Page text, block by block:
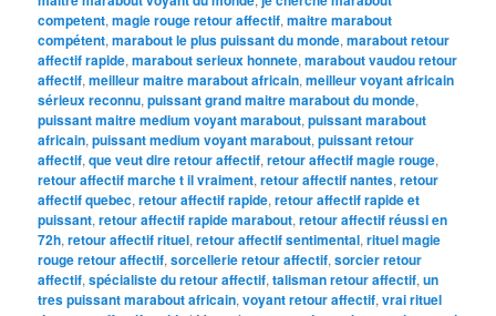
competent,magie rouge retour affectif,maitre marabout
compétent,marabout le plus puissant du monde,marabout retour
affectif rapide,marabout serieux honnete,marabout vaudou retour
affectif,meilleur maitre marabout africain,meilleur voyant africain
sérieux reconnu,puissant grand maitre marabout du monde,
puissant maitre medium voyant marabout,puissant marabout
africain,puissant medium voyant marabout,puissant retour
affectif,que veut dire retour affectif,retour affectif magie rouge,
retour affectif marche t il vraiment,retour affectif nantes,retour
affectif quebec,retour affectif rapide,retour affectif rapide et
puissant,retour affectif rapide marabout,retour affectif réussi en
72h,retour affectif rituel,retour affectif sentimental,rituel magie
rouge retour affectif,sorcellerie retour affectif,sorcier retour
affectif,spécialiste du retour affectif,talisman retour affectif,un
tres puissant marabout africain,voyant retour affectif,vrai rituel